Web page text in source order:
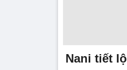
Nani tiết